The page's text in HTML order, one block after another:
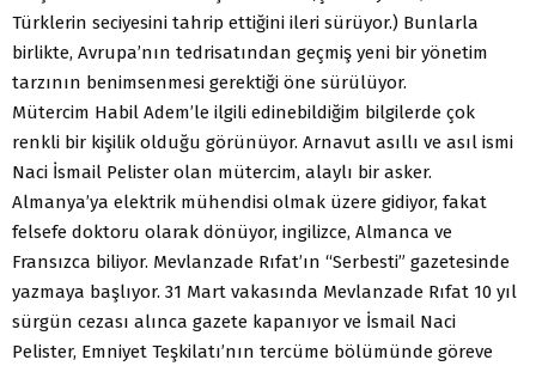
Türklerin seciyesini tahrip ettiğini ileri sürüyor.) Bunlarla
birlikte, Avrupa’nın tedrisatından geçmiş yeni bir yönetim
tarzının benimsenmesi gerektiği öne sürülüyor.
Mütercim Habil Adem’le ilgili edinebildiğim bilgilerde çok
renkli bir kişilik olduğu görünüyor. Arnavut asıllı ve asıl ismi
Naci İsmail Pelister olan mütercim, alaylı bir asker.
Almanya’ya elektrik mühendisi olmak üzere gidiyor, fakat
felsefe doktoru olarak dönüyor, ingilizce, Almanca ve
Fransızca biliyor. Mevlanzade Rıfat’ın “Serbesti” gazetesinde
yazmaya başlıyor. 31 Mart vakasında Mevlanzade Rıfat 10 yıl
sürgün cezası alınca gazete kapanıyor ve İsmail Naci
Pelister, Emniyet Teşkilatı’nın tercüme bölümünde göreve